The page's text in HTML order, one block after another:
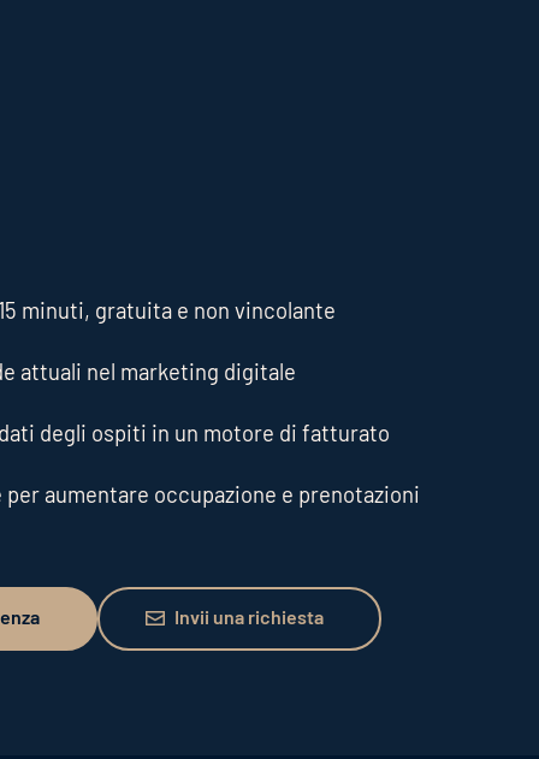
minuti, gratuita e non vincolante
attuali nel marketing digitale
degli ospiti in un motore di fatturato
aumentare occupazione e prenotazioni
Invii una richiesta
Invii una richiesta